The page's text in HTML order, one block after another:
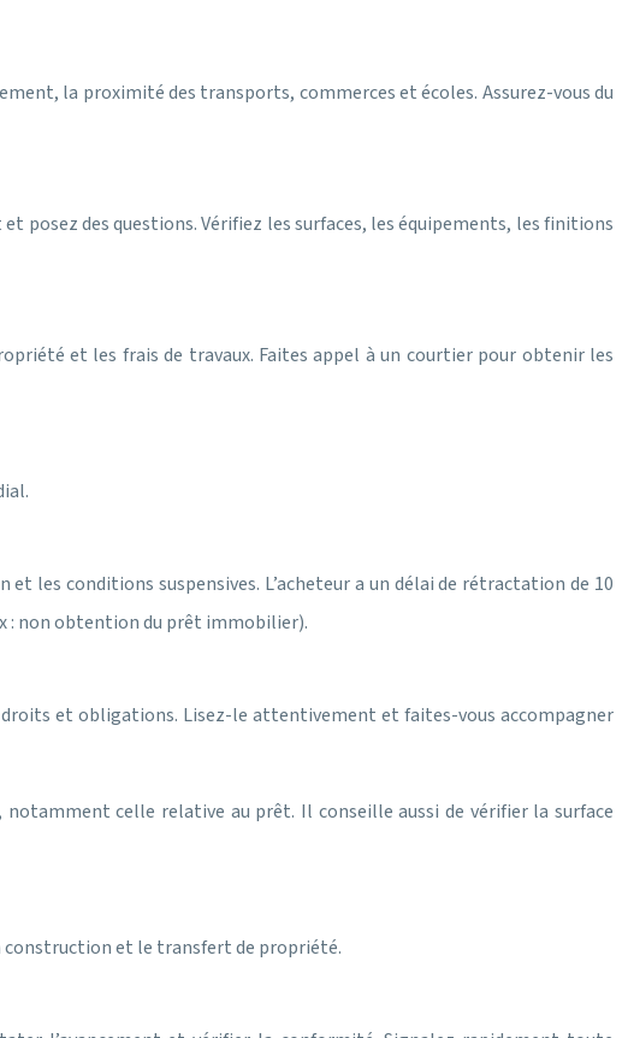
la proximité des transports, commerces et écoles. Assurez-vous du
des questions. Vérifiez les surfaces, les équipements, les finitions
et les frais de travaux. Faites appel à un courtier pour obtenir les
conditions suspensives. L’acheteur a un délai de rétractation de 10
: non obtention du prêt immobilier).
et obligations. Lisez-le attentivement et faites-vous accompagner
celle relative au prêt. Il conseille aussi de vérifier la surface
construction et le transfert de propriété.